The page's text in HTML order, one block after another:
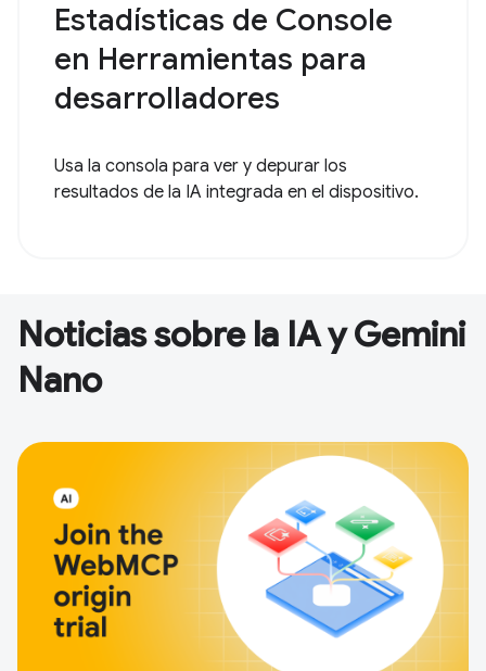
Estadísticas de Console
en Herramientas para
desarrolladores
Usa la consola para ver y depurar los
resultados de la IA integrada en el dispositivo.
Noticias sobre la IA y Gemini
Nano